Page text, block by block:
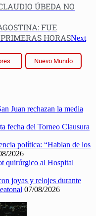
ÚBEDA NO
FUE
HORASNext
Nuevo Mundo
Juan rechazan la media
fecha del Torneo Clausura
política: “Hablan de los
2026
quirúrgico al Hospital
joyas y relojes durante
07/08/2026